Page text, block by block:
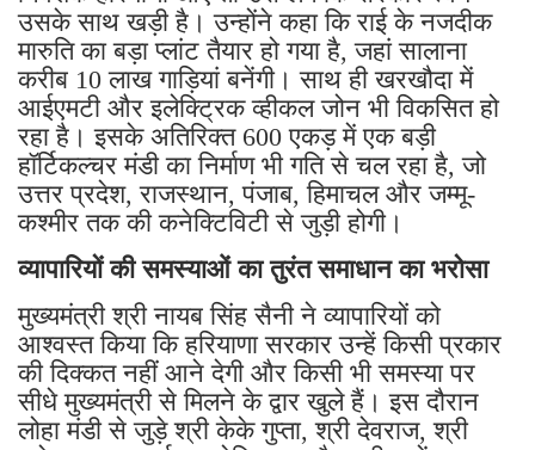
उसके साथ खड़ी है। उन्होंने कहा कि राई के नजदीक
मारुति का बड़ा प्लांट तैयार हो गया है, जहां सालाना
करीब 10 लाख गाड़ियां बनेंगी। साथ ही खरखौदा में
आईएमटी और इलेक्ट्रिक व्हीकल जोन भी विकसित हो
रहा है। इसके अतिरिक्त 600 एकड़ में एक बड़ी
हॉर्टिकल्चर मंडी का निर्माण भी गति से चल रहा है, जो
उत्तर प्रदेश, राजस्थान, पंजाब, हिमाचल और जम्मू-
कश्मीर तक की कनेक्टिविटी से जुड़ी होगी।
व्यापारियों की समस्याओं का तुरंत समाधान का भरोसा
मुख्यमंत्री श्री नायब सिंह सैनी ने व्यापारियों को
आश्वस्त किया कि हरियाणा सरकार उन्हें किसी प्रकार
की दिक्कत नहीं आने देगी और किसी भी समस्या पर
सीधे मुख्यमंत्री से मिलने के द्वार खुले हैं। इस दौरान
लोहा मंडी से जुड़े श्री केके गुप्ता, श्री देवराज, श्री